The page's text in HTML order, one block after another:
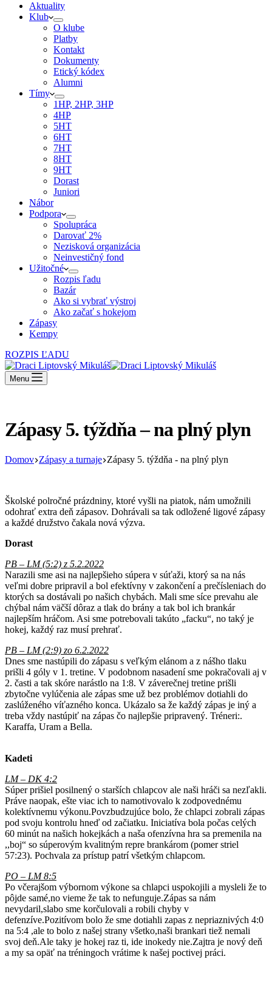
Aktuality
Klub
O klube
Platby
Kontakt
Dokumenty
Etický kódex
Alumni
Tímy
1HP, 2HP, 3HP
4HP
5HT
6HT
7HT
8HT
9HT
Dorast
Juniori
Nábor
Podpora
Spolupráca
Darovať 2%
Nezisková organizácia
Neinvestičný fond
Užitočné
Rozpis ľadu
Bazár
Ako si vybrať výstroj
Ako začať s hokejom
Zápasy
Kempy
ROZPIS ĽADU
Menu
Zápasy 5. týždňa – na plný plyn
Domov Zápasy a turnaje Zápasy 5. týždňa - na plný plyn
Školské polročné prázdniny, ktoré vyšli na piatok, nám umožnili
odohrať extra deň zápasov. Dohrávali sa tak odložené ligové zápasy
a každé družstvo čakala nová výzva.
Dorast
PB – LM (5:2) z 5.2.2022
Narazili sme asi na najlepšieho súpera v súťaži, ktorý sa na nás
veľmi dobre pripravil a bol efektívny v zakončení a prečísleniach do
ktorých sa dostávali po našich chybách. Mali sme síce prevahu ale
chýbal nám väčší dôraz a tlak do brány a tak bol ich brankár
najlepším hráčom. Asi sme potrebovali takúto „facku“, no taký je
hokej, každý raz musí prehrať.
PB – LM (2:9) zo 6.2.2022
Dnes sme nastúpili do zápasu s veľkým elánom a z nášho tlaku
prišli 4 góly v 1. tretine. V podobnom nasadení sme pokračovali aj v
2. časti a tak skóre narástlo na 1:8. V záverečnej tretine prišli
zbytočne vylúčenia ale zápas sme už bez problémov dotiahli do
zaslúženého víťazného konca. Ukázalo sa že každý zápas je iný a
treba vždy nastúpiť na zápas čo najlepšie pripravený. Tréneri:.
Karaffa, Uram a Bella.
Kadeti
LM – DK 4:2
Súper prišiel posilnený o starších chlapcov ale naši hráči sa nezľakli.
Práve naopak, ešte viac ich to namotivovalo k zodpovednému
kolektívnemu výkonu.Povzbudzujúce bolo, že chlapci zobrali zápas
pod svoju kontrolu hneď od začiatku. Iniciatíva bola počas celých
60 minút na našich hokejkách a naša ofenzívna hra sa premenila na
,,boj“ so súperovým kvalitným repre brankárom (pomer striel
57:23). Pochvala za prístup patrí všetkým chlapcom.
PO – LM 8:5
Po včerajšom výbornom výkone sa chlapci uspokojili a mysleli že to
pôjde samé,no vieme že tak to nefunguje.Zápas sa nám
nevydaril,slabo sme korčulovali a robili chyby v
defenzíve.Pozitívom bolo že sme dotiahli zapas z nepriaznivých 4:0
na 5:4 ,ale to bolo z našej strany všetko,naši brankari tiež nemali
svoj deň.Ale taky je hokej raz ti, ide inokedy nie.Zajtra je nový deň
a my sa opäť na tréningoch vrátime k našej poctivej práci.